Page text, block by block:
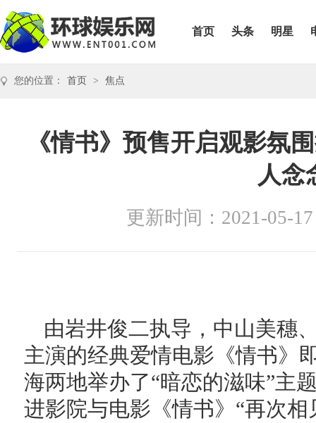
首页 头条 明星
您的位置： 首页 > 焦点
《情书》预售开启观影氛
人念
更新时间：2021-05-17
由岩井俊二执导，中山美穗
主演的经典爱情电影《情书》
海两地举办了“暗恋的滋味”主
进影院与电影《情书》“再次